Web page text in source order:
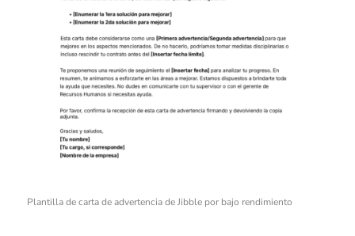
Plantilla de carta de advertencia de Jibble por bajo rendimiento